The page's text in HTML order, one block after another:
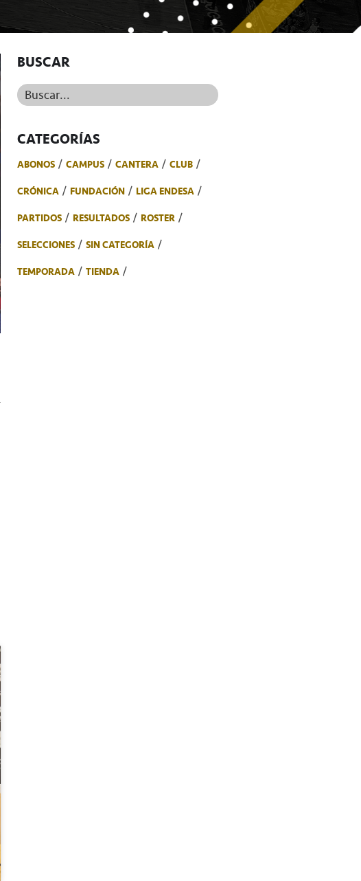
BUSCAR
Buscar...
CATEGORÍAS
ABONOS CAMPUS CANTERA
CLUB
CRÓNICA
FUNDACIÓN
LIGA ENDESA
PARTIDOS
RESULTADOS
ROSTER
SELECCIONES
SIN CATEGORÍA
TEMPORADA
TIENDA